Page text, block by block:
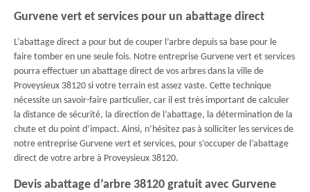
Gurvene vert et services pour un abattage direct
L’abattage direct a pour but de couper l’arbre depuis sa base pour le
faire tomber en une seule fois. Notre entreprise Gurvene vert et services
pourra effectuer un abattage direct de vos arbres dans la ville de
Proveysieux 38120 si votre terrain est assez vaste. Cette technique
nécessite un savoir-faire particulier, car il est très important de calculer
la distance de sécurité, la direction de l’abattage, la détermination de la
chute et du point d’impact. Ainsi, n’hésitez pas à solliciter les services de
notre entreprise Gurvene vert et services, pour s’occuper de l’abattage
direct de votre arbre à Proveysieux 38120.
Devis abattage d’arbre 38120 gratuit avec Gurvene